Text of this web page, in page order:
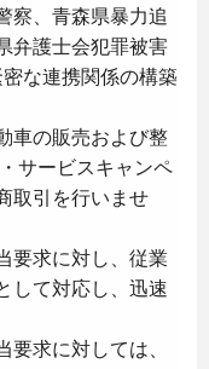
察、青森県暴力追
弁護士会犯罪被害
な連携関係の構築
車の販売および整
サービスキャンペ
取引を行いませ
要求に対し、従業
して対応し、迅速
求に対しては、